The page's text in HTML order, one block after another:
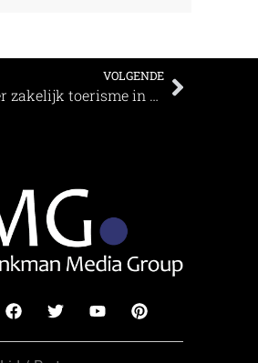
VOLGENDE
Utrecht Convention Bureau al 15 jaar de motor achter zakelijk toerisme in Utrecht